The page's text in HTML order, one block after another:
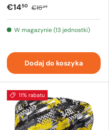
€1450 €1625
W magazynie (13 jednostki)
Dodaj do koszyka
11% rabatu